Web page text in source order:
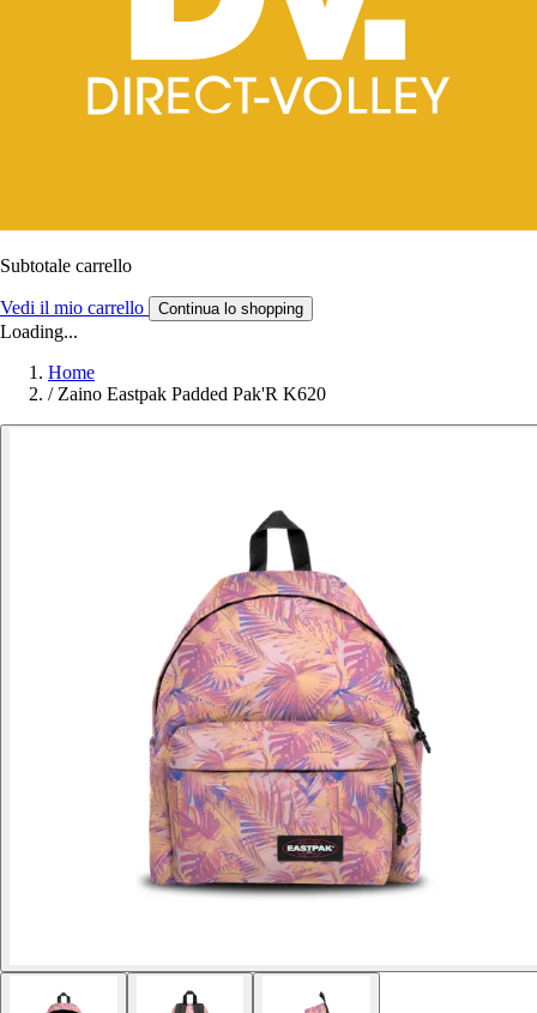
Subtotale carrello
Vedi il mio carrello Continua lo shopping
Loading...
Home
/ Zaino Eastpak Padded Pak'R K620